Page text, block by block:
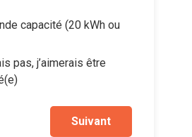
capacité (20 kWh ou
pas, j’aimerais être
Suivant